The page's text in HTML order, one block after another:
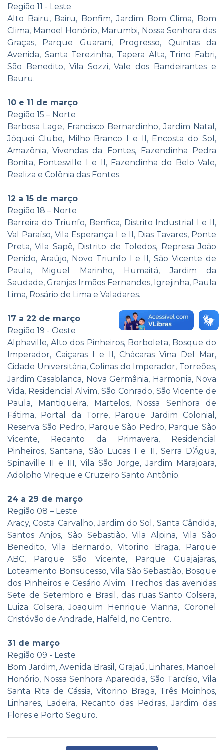
Região 11 - Leste
Alto Bairu, Bairu, Bonfim, Jardim Bom Clima, Bom
Clima, Manoel Honório, Marumbi, Nossa Senhora das
Graças, Parque Guarani, Progresso, Quintas da
Avenida, Santa Terezinha, Tapera Alta, Trino Fabri,
São Benedito, Vila Sozzi, Vale dos Bandeirantes e
Bauru.
10 e 11 de março
Região 15 – Norte
Barbosa Lage, Francisco Bernardinho, Jardim Natal,
Jóquei Clube, Milho Branco I e II, Encosta do Sol,
Amazônia, Vivendas da Fontes, Fazendinha Pedra
Bonita, Fontesville I e II, Fazendinha do Belo Vale,
Realiza e Colônia das Fontes.
12 a 15 de março
Região 18 – Norte
Barreira do Triunfo, Benfica, Distrito Industrial I e II,
Val Paraíso, Vila Esperança I e II, Dias Tavares, Ponte
Preta, Vila Sapê, Distrito de Toledos, Represa João
Penido, Araújo, Novo Triunfo I e II, São Vicente de
Paula, Miguel Marinho, Humaitá, Jardim da
Saudade, Granjas Irmãos Fernandes, Igrejinha, Paula
Lima, Rosário de Lima e Valadares.
17 a 22 de março
Região 19 - Oeste
Alphaville, Alto dos Pinheiros, Borboleta, Bosque do
Imperador, Caiçaras I e II, Chácaras Vina Del Mar,
Cidade Universitária, Colinas do Imperador, Torreões,
Jardim Casablanca, Nova Germânia, Harmonia, Nova
Vida, Residencial Alvim, São Conrado, São Vicente de
Paula, Mantiqueira, Martelos, Nossa Senhora de
Fátima, Portal da Torre, Parque Jardim Colonial,
Reserva São Pedro, Parque São Pedro, Parque São
Vicente, Recanto da Primavera, Residencial
Pinheiros, Santana, São Lucas I e II, Serra D’Água,
Spinaville II e III, Vila São Jorge, Jardim Marajoara,
Adolpho Vireque e Cruzeiro Santo Antônio.
24 a 29 de março
Região 08 – Leste
Aracy, Costa Carvalho, Jardim do Sol, Santa Cândida,
Santos Anjos, São Sebastião, Vila Alpina, Vila São
Benedito, Vila Bernardo, Vitorino Braga, Parque
ABC, Parque São Vicente, Parque Guajajaras,
Loteamento Bonsucesso, Vila São Sebastião, Bosque
dos Pinheiros e Cesário Alvim. Trechos das avenidas
Sete de Setembro e Brasil, das ruas Santo Colsera,
Luiza Colsera, Joaquim Henrique Vianna, Coronel
Cristóvão de Andrade, Halfeld, no Centro.
31 de março
Região 09 - Leste
Bom Jardim, Avenida Brasil, Grajaú, Linhares, Manoel
Honório, Nossa Senhora Aparecida, São Tarcísio, Vila
Santa Rita de Cássia, Vitorino Braga, Três Moinhos,
Linhares, Ladeira, Recanto das Pedras, Jardim das
Flores e Porto Seguro.